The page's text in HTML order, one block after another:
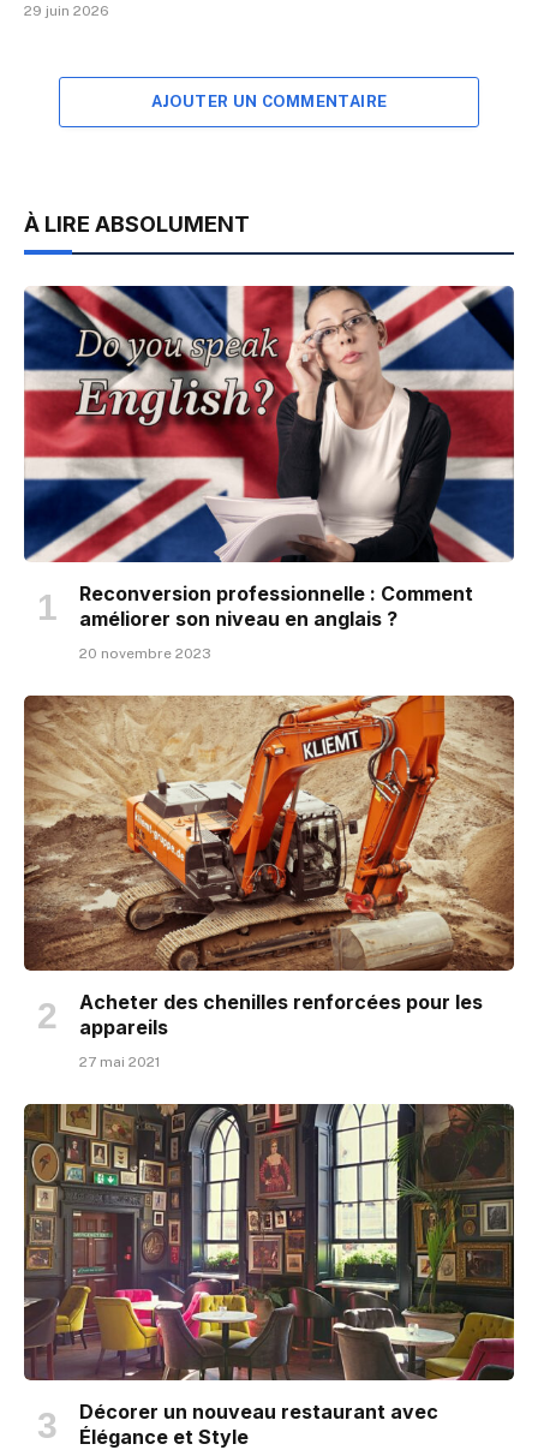
29 juin 2026
AJOUTER UN COMMENTAIRE
À LIRE ABSOLUMENT
Reconversion professionnelle : Comment
améliorer son niveau en anglais ?
20 novembre 2023
Acheter des chenilles renforcées pour les
appareils
27 mai 2021
Décorer un nouveau restaurant avec
Élégance et Style